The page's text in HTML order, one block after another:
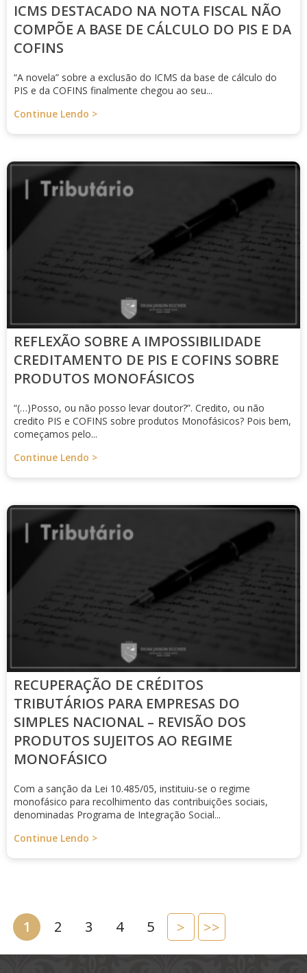
ICMS DESTACADO NA NOTA FISCAL NÃO
COMPÕE A BASE DE CÁLCULO DO PIS E DA
COFINS
“A novela” sobre a exclusão do ICMS da base de cálculo do
PIS e da COFINS finalmente chegou ao seu...
Continue Lendo >
REFLEXÃO SOBRE A IMPOSSIBILIDADE
CREDITAMENTO DE PIS E COFINS SOBRE
PRODUTOS MONOFÁSICOS
“(…)Posso, ou não posso levar doutor?”. Credito, ou não
credito PIS e COFINS sobre produtos Monofásicos? Pois bem,
começamos pelo...
Continue Lendo >
RECUPERAÇÃO DE CRÉDITOS
TRIBUTÁRIOS PARA EMPRESAS DO
SIMPLES NACIONAL – REVISÃO DOS
PRODUTOS SUJEITOS AO REGIME
MONOFÁSICO
Com a sanção da Lei 10.485/05, instituiu-se o regime
monofásico para recolhimento das contribuições sociais,
denominadas Programa de Integração Social...
Continue Lendo >
1 2 3 4 5 > >>